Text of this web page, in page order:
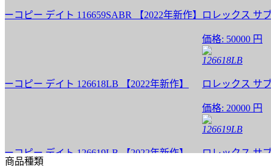
ー デイト 116659SABR 【2022年新作】
ー デイト 126618LB 【2022年新作】
ー デイト 126619LB 【2022年新作】
ロレックス サブマ
価格:50000 円
126618LB
ロレックス サブマ
価格:20000 円
126619LB
ロレックス サブマ
商品種類